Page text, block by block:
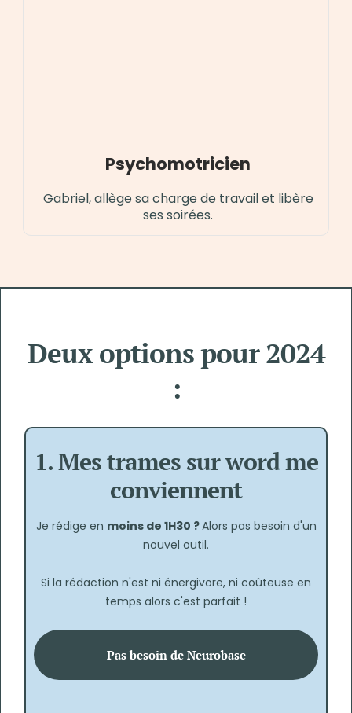
Psychomotricien
Gabriel, allège sa charge de travail et libère
ses soirées.
Deux options pour 2024
:
1. Mes trames sur word me
conviennent
Je rédige en moins de 1H30 ?Alors pas besoin d'un
nouvel outil.
Si la rédaction n'est ni énergivore, ni coûteuse en
temps alors c'est parfait !
Pas besoin de Neurobase